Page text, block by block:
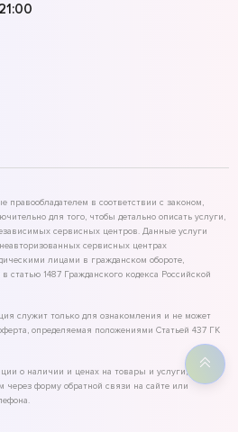
правообладателем в соответствии с законом,
для того, чтобы детально описать услуги,
сервисных центров. Данные услуги
сервисных центрах
лицами в гражданском обороте,
1487 Гражданского кодекса Российской
служит только для ознакомления и не может
определяемая положениями Статьей 437 ГК
о наличии и ценах на товары и услуги,
через форму обратной связи на сайте или